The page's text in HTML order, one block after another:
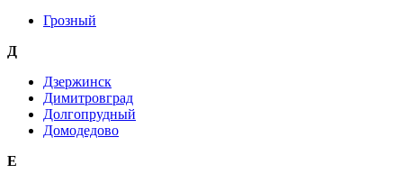
Грозный
Д
Дзержинск
Димитровград
Долгопрудный
Домодедово
Е